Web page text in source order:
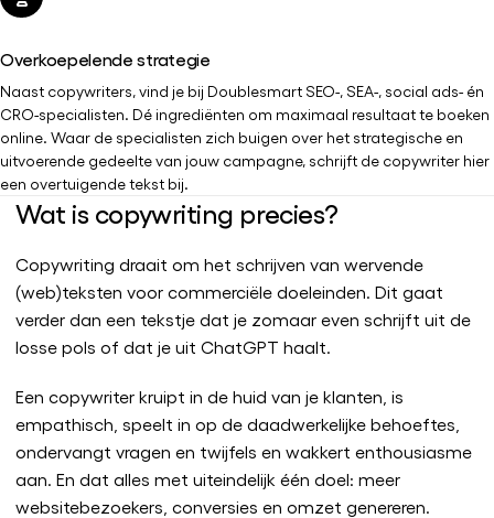
Overkoepelende strategie
Naast copywriters, vind je bij Doublesmart SEO-, SEA-, social ads- én
CRO-specialisten. Dé ingrediënten om maximaal resultaat te boeken
online. Waar de specialisten zich buigen over het strategische en
uitvoerende gedeelte van jouw campagne, schrijft de copywriter hier
een overtuigende tekst bij.
Wat is copywriting precies?
Copywriting draait om het schrijven van wervende
(web)teksten voor commerciële doeleinden. Dit gaat
verder dan een tekstje dat je zomaar even schrijft uit de
losse pols of dat je uit ChatGPT haalt.
Een copywriter kruipt in de huid van je klanten, is
empathisch, speelt in op de daadwerkelijke behoeftes,
ondervangt vragen en twijfels en wakkert enthousiasme
aan. En dat alles met uiteindelijk één doel: meer
websitebezoekers, conversies en omzet genereren.